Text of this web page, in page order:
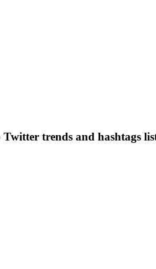
trends and hashtags